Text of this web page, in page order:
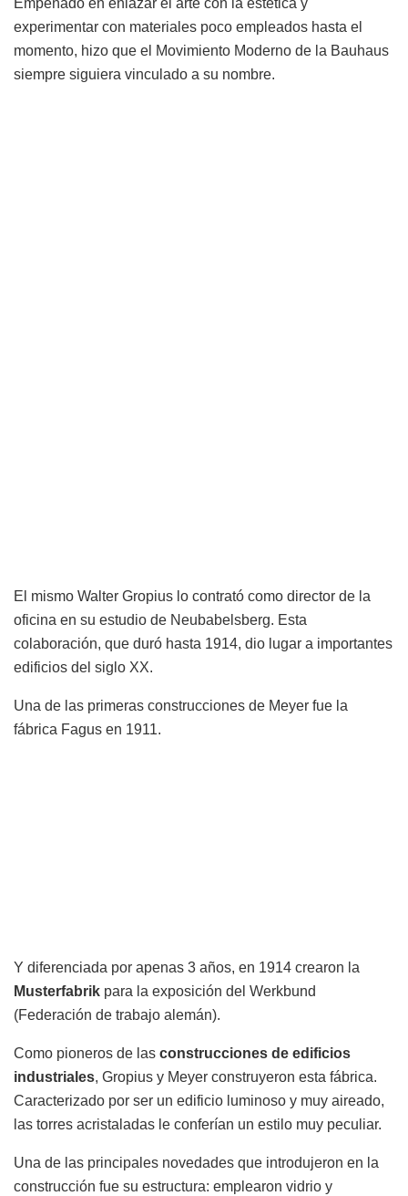
experimentar con materiales poco empleados hasta el
momento, hizo que el Movimiento Moderno de la Bauhaus
siempre siguiera vinculado a su nombre.
El mismo Walter Gropius lo contrató como director de la
oficina en su estudio de Neubabelsberg. Esta
colaboración, que duró hasta 1914, dio lugar a importantes
edificios del siglo XX.
Una de las primeras construcciones de Meyer fue la
fábrica Fagus en 1911.
Y diferenciada por apenas 3 años, en 1914 crearon la
Musterfabrik para la exposición del Werkbund
(Federación de trabajo alemán).
Como pioneros de las construcciones de edificios
industriales, Gropius y Meyer construyeron esta fábrica.
Caracterizado por ser un edificio luminoso y muy aireado,
las torres acristaladas le conferían un estilo muy peculiar.
Una de las principales novedades que introdujeron en la
construcción fue su estructura: emplearon vidrio y